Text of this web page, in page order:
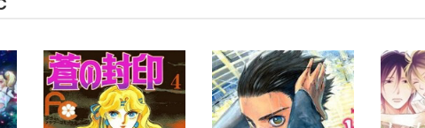
Chapter 12.2 03/11/2024
Chapter 11 03/11/2024